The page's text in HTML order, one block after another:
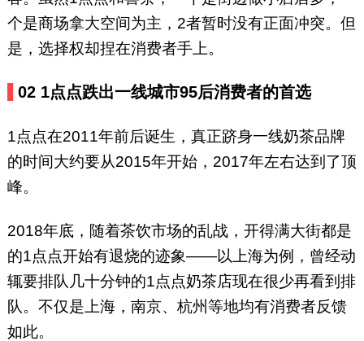
个是商场拿大空间为主，2者暂时没有正面冲突。但
是，选择权却捏在消费者手上。
02 1点点跌出一线城市95后消费者的首选
1点点在2011年前后诞生，真正跻身一线奶茶品牌
的时间大约要从2015年开始，2017年左右达到了顶
峰。
2018年底，随着茶饮市场的乱战，开得满大街都是
的1点点开始有退烧的迹象——以上海为例，曾经动
辄要排队几十分钟的1点点奶茶店现在很少再看到排
队。不仅是上海，南京、杭州等地均有消费者反馈
如此。